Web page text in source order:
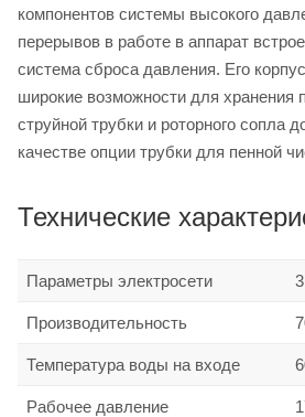
компонентов системы высокого
перерывов в работе в аппарат
система сброса давления. Его
широкие возможности для хранения
струйной трубки и роторного сопла
качестве опции трубки для пенной
Технические
Параметры электросети
Производительность
Температура воды на входе
Рабочее давление